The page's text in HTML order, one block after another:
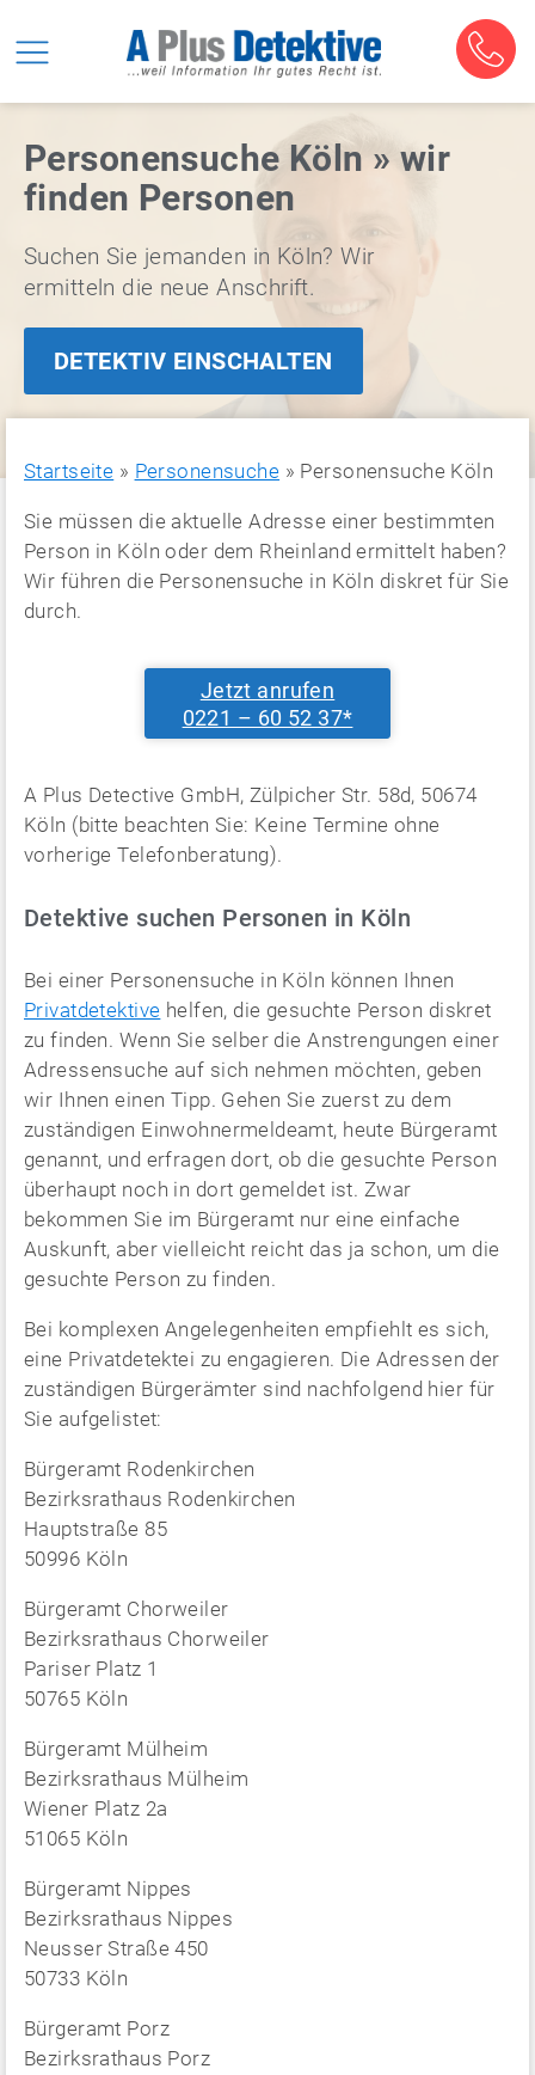
Personensuche Köln » wir
finden Personen
Suchen Sie jemanden in Köln? Wir
ermitteln die neue Anschrift.
DETEKTIV EINSCHALTEN
Startseite » Personensuche » Personensuche Köln
Sie müssen die aktuelle Adresse einer bestimmten
Person in Köln oder dem Rheinland ermittelt haben?
Wir führen die Personensuche in Köln diskret für Sie
durch.
Jetzt anrufen
0221 – 60 52 37*
A Plus Detective GmbH, Zülpicher Str. 58d, 50674
Köln (bitte beachten Sie: Keine Termine ohne
vorherige Telefonberatung).
Detektive suchen Personen in Köln
Bei einer Personensuche in Köln können Ihnen
Privatdetektive helfen, die gesuchte Person diskret
zu finden. Wenn Sie selber die Anstrengungen einer
Adressensuche auf sich nehmen möchten, geben
wir Ihnen einen Tipp. Gehen Sie zuerst zu dem
zuständigen Einwohnermeldeamt, heute Bürgeramt
genannt, und erfragen dort, ob die gesuchte Person
überhaupt noch in dort gemeldet ist. Zwar
bekommen Sie im Bürgeramt nur eine einfache
Auskunft, aber vielleicht reicht das ja schon, um die
gesuchte Person zu finden.
Bei komplexen Angelegenheiten empfiehlt es sich,
eine Privatdetektei zu engagieren. Die Adressen der
zuständigen Bürgerämter sind nachfolgend hier für
Sie aufgelistet:
Bürgeramt Rodenkirchen
Bezirksrathaus Rodenkirchen
Hauptstraße 85
50996 Köln
Bürgeramt Chorweiler
Bezirksrathaus Chorweiler
Pariser Platz 1
50765 Köln
Bürgeramt Mülheim
Bezirksrathaus Mülheim
Wiener Platz 2a
51065 Köln
Bürgeramt Nippes
Bezirksrathaus Nippes
Neusser Straße 450
50733 Köln
Bürgeramt Porz
Bezirksrathaus Porz